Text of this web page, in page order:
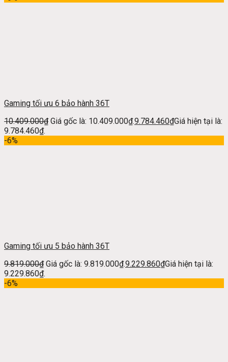
Gaming tối ưu 6 bảo hành 36T
10.409.000₫ Giá gốc là: 10.409.000₫.9.784.460₫Giá hiện tại là:
9.784.460₫.
-6%
Gaming tối ưu 5 bảo hành 36T
9.819.000₫ Giá gốc là: 9.819.000₫.9.229.860₫Giá hiện tại là:
9.229.860₫.
-6%